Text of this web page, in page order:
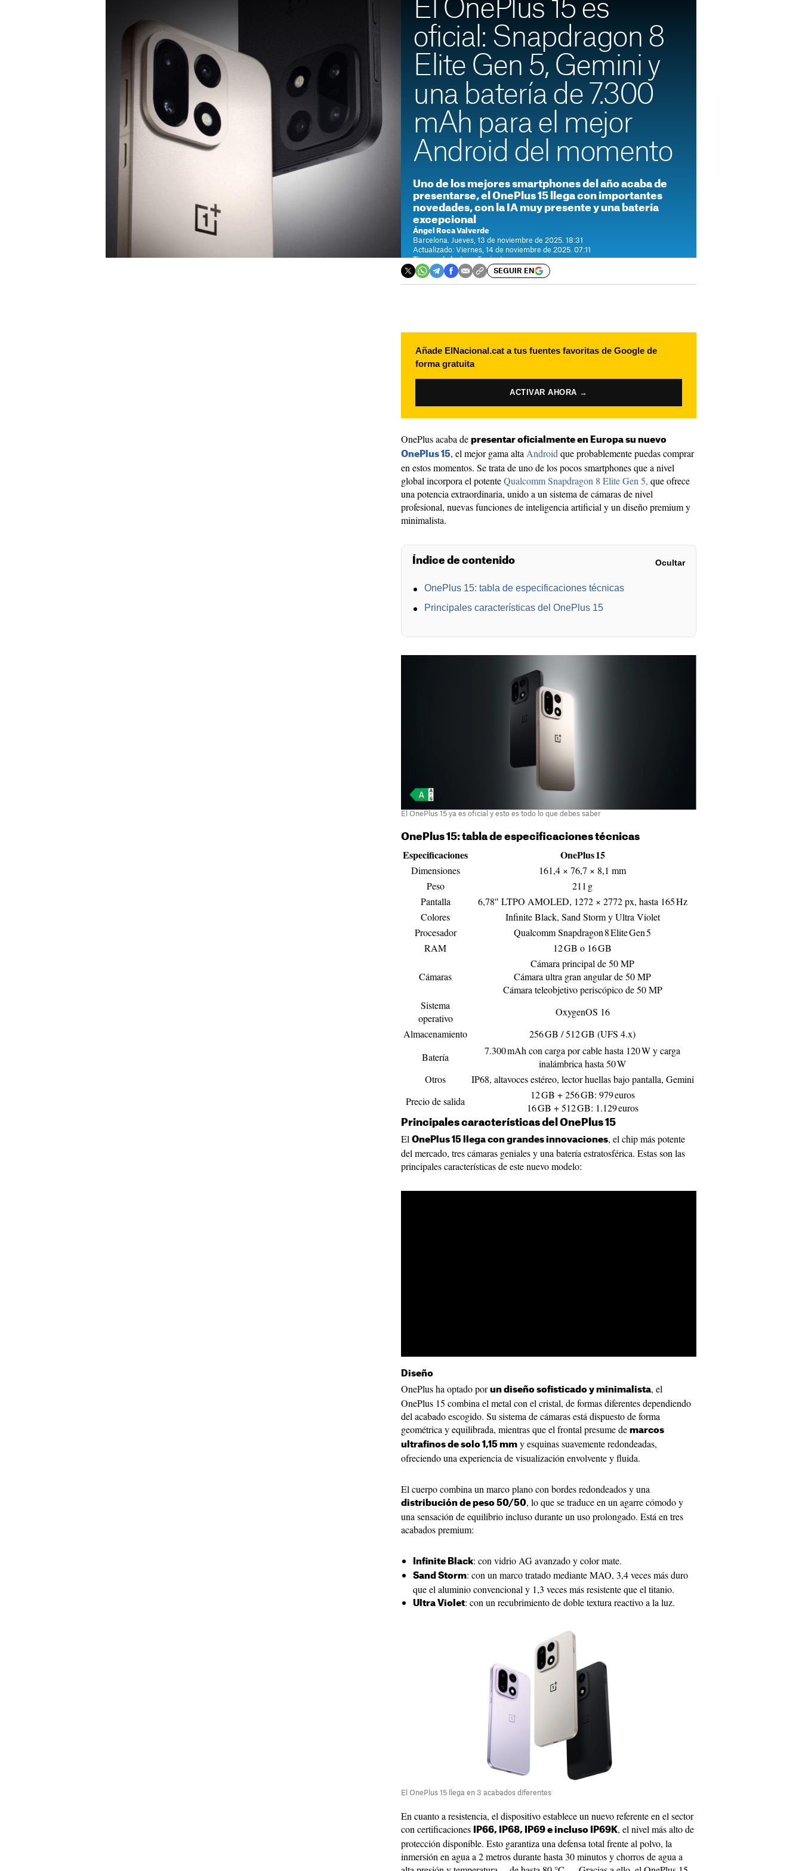
El OnePlus 15 es
oficial: Snapdragon 8
Elite Gen 5, Gemini y
una batería de 7.300
mAh para el mejor
Android del momento
Uno de los mejores smartphones del año acaba de
presentarse, el OnePlus 15 llega con importantes
novedades, con la IA muy presente y una batería
excepcional
Ángel Roca Valverde
Barcelona. Jueves, 13 de noviembre de 2025. 18:31
Actualizado: Viernes, 14 de noviembre de 2025. 07:11
Tiempo de lectura: 5 minutos
SEGUIR EN
Añade ElNacional.cat a tus fuentes favoritas de Google de
forma gratuita
ACTIVAR AHORA →
OnePlus acaba de presentar oficialmente en Europa su nuevo
OnePlus 15, el mejor gama alta Android que probablemente puedas comprar
en estos momentos. Se trata de uno de los pocos smartphones que a nivel
global incorpora el potenteQualcomm Snapdragon 8 Elite Gen 5, que ofrece
una potencia extraordinaria, unido a un sistema de cámaras de nivel
profesional, nuevas funciones de inteligencia artificial y un diseño premium y
minimalista.
Índice de contenido Ocultar
OnePlus 15: tabla de especificaciones técnicas
Principales características del OnePlus 15
El OnePlus 15 ya es oficial y esto es todo lo que debes saber
OnePlus 15: tabla de especificaciones técnicas
Especificaciones OnePlus 15
Dimensiones
161,4 × 76,7 × 8,1 mm
Peso
211 g
Pantalla
6,78″ LTPO AMOLED, 1272 × 2772 px, hasta 165 Hz
Colores
Infinite Black, Sand Storm y Ultra Violet
Procesador
Qualcomm Snapdragon 8 Elite Gen 5
RAM
12 GB o 16 GB
Cámaras
Cámara principal de 50 MP
Cámara ultra gran angular de 50 MP
Cámara teleobjetivo periscópico de 50 MP
Sistema
operativo
OxygenOS 16
Almacenamiento
256 GB / 512 GB (UFS 4.x)
Batería
7.300 mAh con carga por cable hasta 120 W y carga
inalámbrica hasta 50 W
Otros
IP68, altavoces estéreo, lector huellas bajo pantalla, Gemini
Precio de salida
12 GB + 256 GB: 979 euros
16 GB + 512 GB: 1.129 euros
Principales características del OnePlus 15
El OnePlus 15 llega con grandes innovaciones, el chip más potente
del mercado, tres cámaras geniales y una batería estratosférica. Estas son las
principales características de este nuevo modelo:
Diseño
OnePlus ha optado por un diseño sofisticado y minimalista, el
OnePlus 15 combina el metal con el cristal, de formas diferentes dependiendo
del acabado escogido. Su sistema de cámaras está dispuesto de forma
geométrica y equilibrada, mientras que el frontal presume de marcos
ultrafinos de solo 1,15 mm y esquinas suavemente redondeadas,
ofreciendo una experiencia de visualización envolvente y fluida.
El cuerpo combina un marco plano con bordes redondeados y una
distribución de peso 50/50, lo que se traduce en un agarre cómodo y
una sensación de equilibrio incluso durante un uso prolongado. Está en tres
acabados premium:
Infinite Black: con vidrio AG avanzado y color mate.
Sand Storm: con un marco tratado mediante MAO, 3,4 veces más duro
que el aluminio convencional y 1,3 veces más resistente que el titanio.
Ultra Violet: con un recubrimiento de doble textura reactivo a la luz.
El OnePlus 15 llega en 3 acabados diferentes
En cuanto a resistencia, el dispositivo establece un nuevo referente en el sector
con certificaciones
IP66, IP68, IP69 e incluso IP69K, el nivel más alto de
protección disponible. Esto garantiza una defensa total frente al polvo, la
inmersión en agua a 2 metros durante hasta 30 minutos y chorros de agua a